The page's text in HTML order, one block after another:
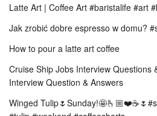
Latte Art | Coffee Art #baristalife #art
Jak zrobić dobre espresso w domu?
How to pour a latte art coffee
Cruise Ship Jobs Interview Questions
Interview Question & Answers
Winged